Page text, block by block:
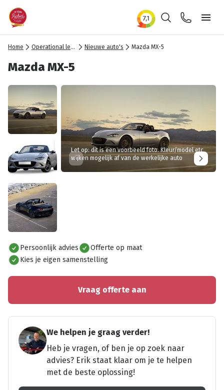
ZoekenContact
Home Operational lease Nieuwe auto's Mazda MX-5
Mazda MX-5
Alles bekijken
Let op: dit is een voorbeeld foto. Kleur/model etc
wijken mogelijk af van de werkelijke auto
Persoonlijk advies
Offerte op maat
Kies je eigen samenstelling
Vraag offerte aan
We helpen je graag verder!
Heb je vragen, of ben je op zoek naar
advies? Erik staat klaar om je te helpen
met de beste oplossing!